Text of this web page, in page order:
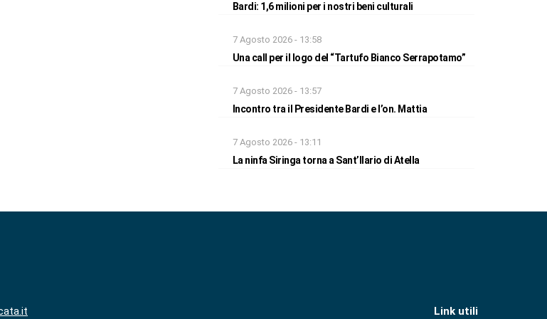
Bardi: 1,6 milioni per i nostri beni culturali
7 Agosto 2026 - 13:58
Una call per il logo del “Tartufo Bianco Serrapotamo”
7 Agosto 2026 - 13:57
Incontro tra il Presidente Bardi e l’on. Mattia
7 Agosto 2026 - 13:11
La ninfa Siringa torna a Sant’Ilario di Atella
Link utili